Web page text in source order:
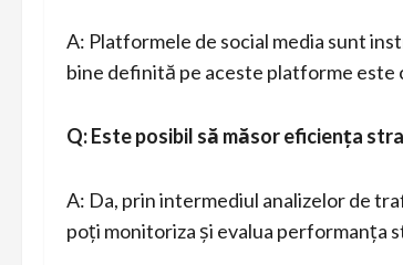
A: Platformele de social media sunt
bine definită pe aceste platforme este
Q: Este posibil să măsor eficiența
A: Da, prin intermediul analizelor de
poți monitoriza și evalua performanța